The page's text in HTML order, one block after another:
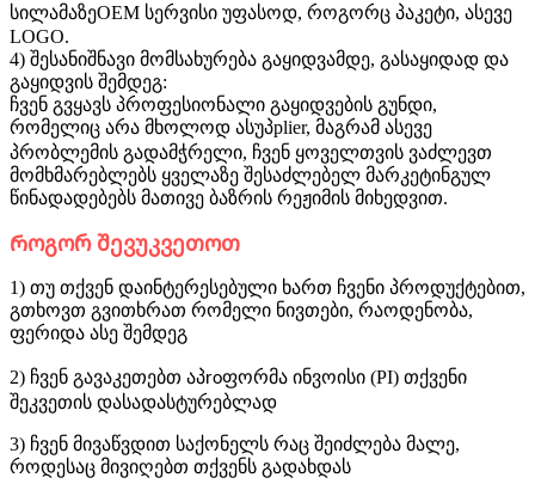
სილამაზეOEM სერვისი უფასოდ, როგორც პაკეტი, ასევე
LOGO.
4) შესანიშნავი მომსახურება გაყიდვამდე, გასაყიდად და
გაყიდვის შემდეგ:
ჩვენ გვყავს პროფესიონალი გაყიდვების გუნდი,
რომელიც არა მხოლოდ ასუპplier, მაგრამ ასევე
პრობლემის გადამჭრელი, ჩვენ ყოველთვის ვაძლევთ
მომხმარებლებს ყველაზე შესაძლებელ მარკეტინგულ
წინადადებებს მათივე ბაზრის რეჟიმის მიხედვით.
Როგორ შევუკვეთოთ
1) თუ თქვენ დაინტერესებული ხართ ჩვენი პროდუქტებით,
გთხოვთ გვითხრათ რომელი ნივთები, რაოდენობა,
ფერიდა ასე შემდეგ
2) ჩვენ გავაკეთებთ აპroფორმა ინვოისი (PI) თქვენი
შეკვეთის დასადასტურებლად
3) ჩვენ მივაწვდით საქონელს რაც შეიძლება მალე,
როდესაც მივიღებთ თქვენს გადახდას